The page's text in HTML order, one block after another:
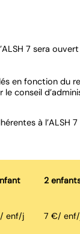
7 sera
en fonction du
le conseil
à l’ALSH
2
enf/j 7 €/